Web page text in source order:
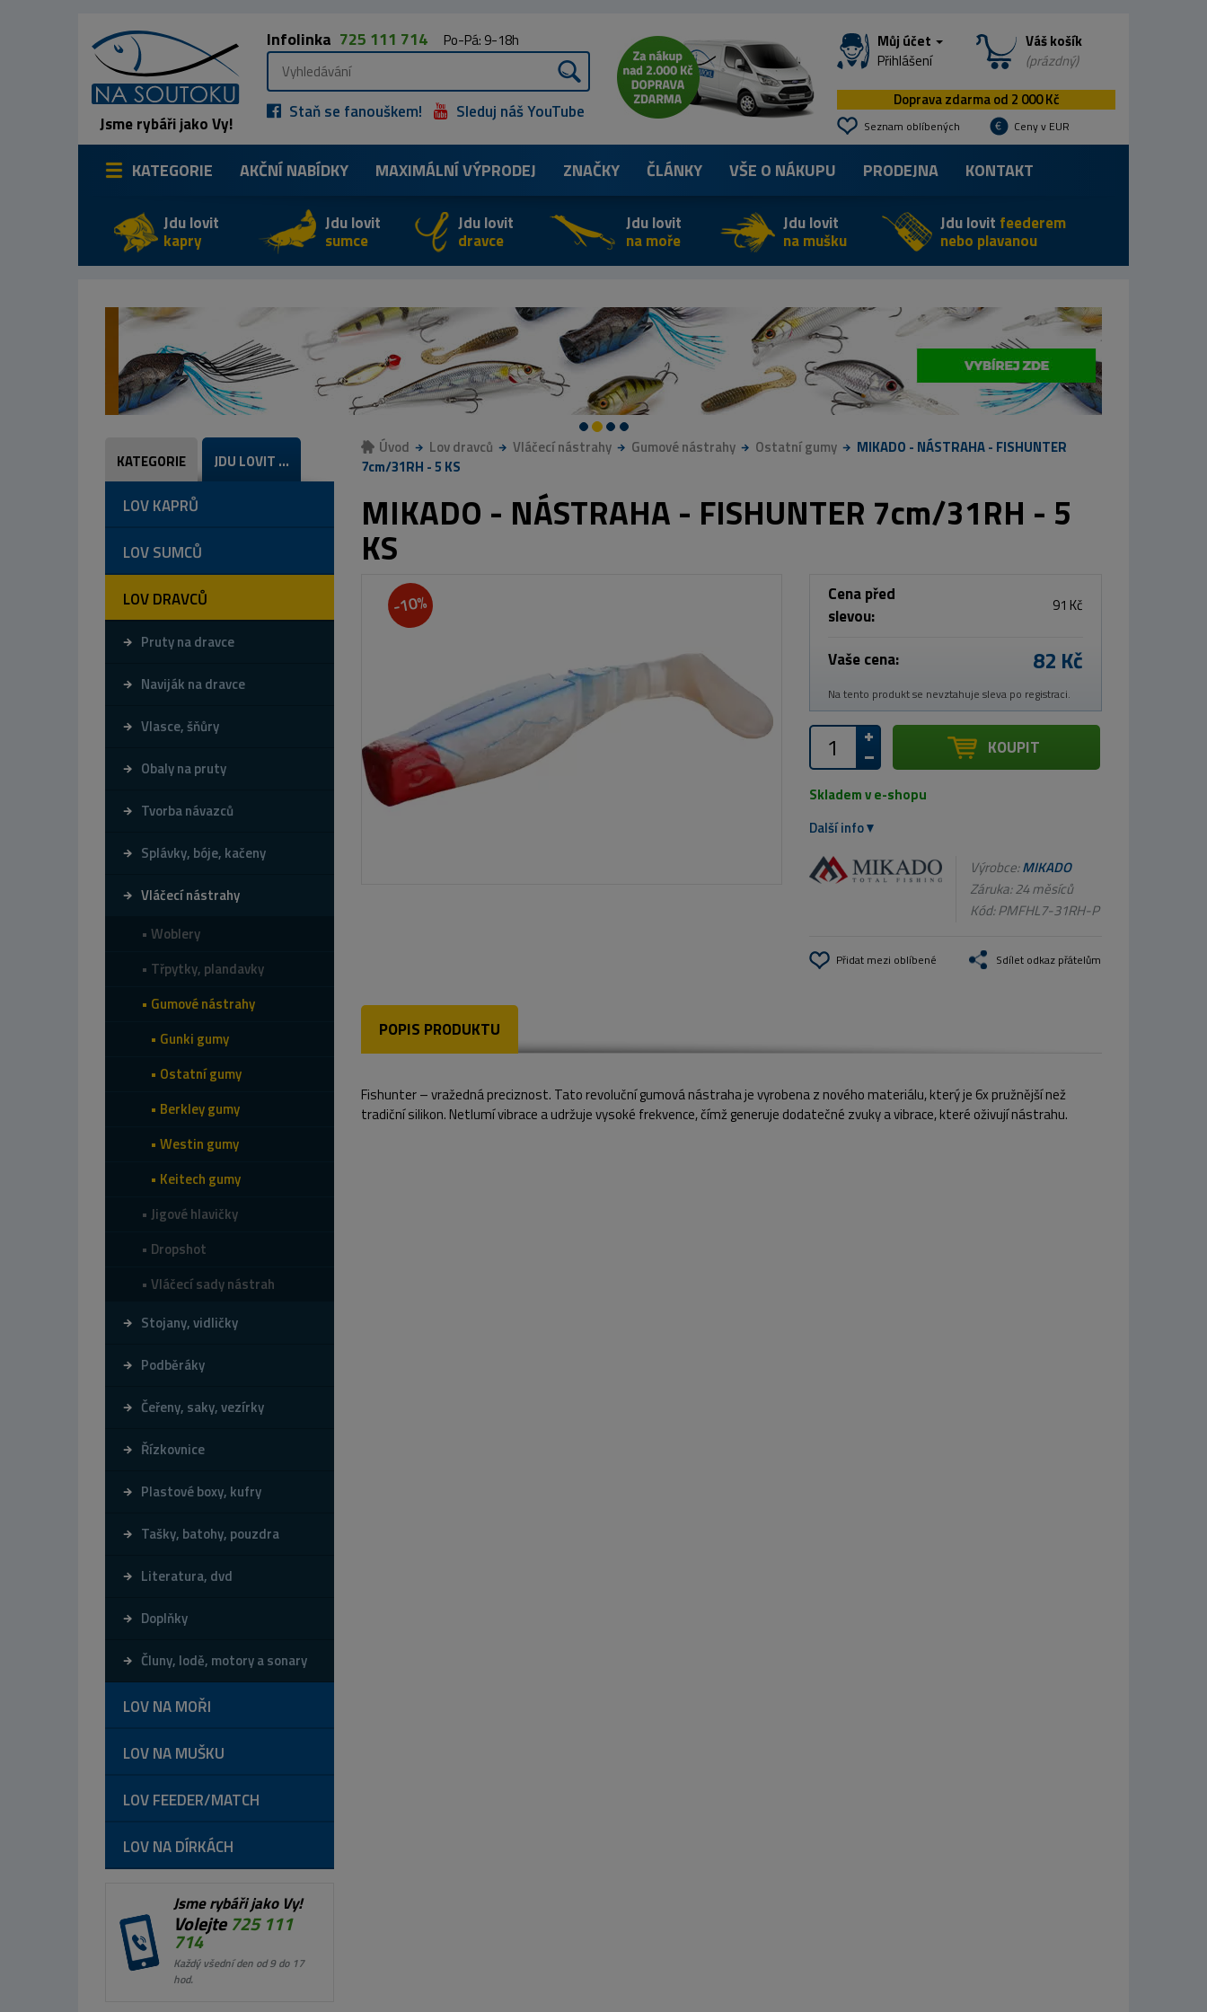
Jsme rybáři jako Vy!
Infolinka 725 111 714 Po-Pá: 9-18h
Staň se fanouškem! Sleduj náš YouTube
Můj účet
Přihlášení
Váš košík
(prázdný)
Doprava zdarma od 2 000 Kč
Seznam oblíbených Ceny v EUR
KATEGORIE AKČNÍ NABÍDKY MAXIMÁLNÍVÝPRODEJ ZNAČKY ČLÁNKY VŠE O NÁKUPU PRODEJNA KONTAKT
Jdu lovit
kapry
Jdu lovit
sumce
Jdu lovit
dravce
Jdu lovit
na moře
Jdu lovit
na mušku
Jdu lovit feederem
nebo plavanou
KATEGORIE JDU LOVIT ...
LOV KAPRŮ
LOV SUMCŮ
LOV DRAVCŮ
Pruty na dravce
Naviják na dravce
Vlasce, šňůry
Obaly na pruty
Tvorba návazců
Splávky, bóje, kačeny
Vláčecí nástrahy
Woblery
Třpytky, plandavky
Gumové nástrahy
Gunki gumy
Ostatní gumy
Berkley gumy
Westin gumy
Keitech gumy
Jigové hlavičky
Dropshot
Vláčecí sady nástrah
Stojany, vidličky
Podběráky
Čeřeny, saky, vezírky
Řízkovnice
Plastové boxy, kufry
Tašky, batohy, pouzdra
Literatura, dvd
Doplňky
Čluny, lodě, motory a sonary
LOV NA MOŘI
LOV NA MUŠKU
LOV FEEDER/MATCH
LOV NA DÍRKÁCH
Jsme rybáři jako Vy!
Volejte725 111
714
Každý všední den od 9 do 17
hod.
Úvod Lov dravců Vláčecí nástrahy Gumové nástrahy Ostatní gumy
MIKADO - NÁSTRAHA - FISHUNTER
7cm/31RH - 5 KS
MIKADO - NÁSTRAHA - FISHUNTER 7cm/31RH - 5
KS
-10%
Cena před
slevou:
91 Kč
Vaše cena: 82 Kč
Na tento produkt se nevztahuje sleva po registraci.
KOUPIT
Skladem v e-shopu
Další info
Výrobce:MIKADO
Záruka: 24 měsíců
Kód:PMFHL7-31RH-P
Přidat mezi oblíbené Sdílet odkaz přátelům
POPIS PRODUKTU
Fishunter – vražedná preciznost. Tato revoluční gumová nástraha je vyrobena z nového materiálu, který je 6x pružnější než
tradiční silikon. Netlumí vibrace a udržuje vysoké frekvence, čímž generuje dodatečné zvuky a vibrace, které oživují nástrahu.